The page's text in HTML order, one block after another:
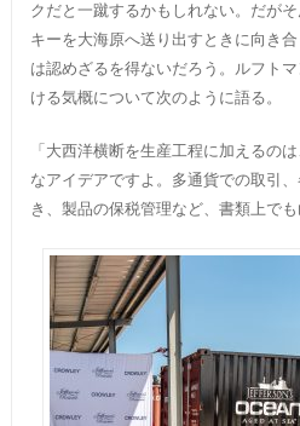
クだと一蹴するかもしれない。だが
キーを大海原へ送り出すときに向き
は認めざるを得ないだろう。ルフト
ける気概について次のように語る。
「大西洋横断を生産工程に加えるの
なアイデアですよ。多通貨での取引
き、製品の保税管理など、書類上で